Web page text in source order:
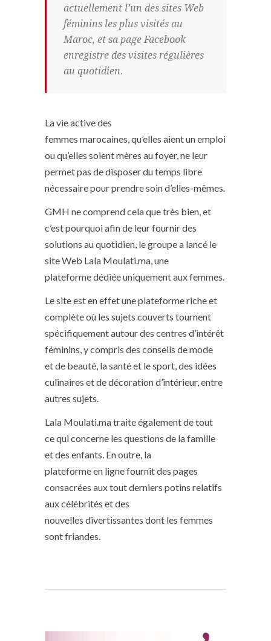
actuellement l’un des sites Web
féminins les plus visités au
Maroc, et sa page Facebook
enregistre des visites régulières
au quotidien.
La vie active des
femmes marocaines, qu’elles aient un emploi
ou qu’elles soient mères au foyer, ne leur
permet pas de disposer du temps libre
nécessaire pour prendre soin d’elles-mêmes.
GMH ne comprend cela que très bien, et
c’est pourquoi afin de leur fournir des
solutions au quotidien, le groupe a lancé le
site Web Lala Moulati.ma, une
plateforme dédiée uniquement aux femmes.
Le site est en effet une plateforme riche et
complète où les sujets couverts tournent
spécifiquement autour des centres d’intérêt
féminins, y compris des conseils de mode
et de beauté, la santé et le sport, des idées
culinaires et de décoration d’intérieur, entre
autres sujets.
Lala Moulati.ma traite également de tout
ce qui concerne les questions de la famille
et des enfants. En outre, la
plateforme en ligne fournit des pages
consacrées aux tout derniers potins relatifs
aux célébrités et des
nouvelles divertissantes dont les femmes
sont friandes.